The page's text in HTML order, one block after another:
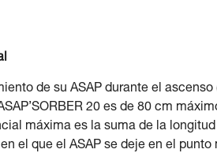
de su ASAP durante el
20 es de 80 cm
máxima es la suma de la longitud
el que el ASAP se deje en el punto